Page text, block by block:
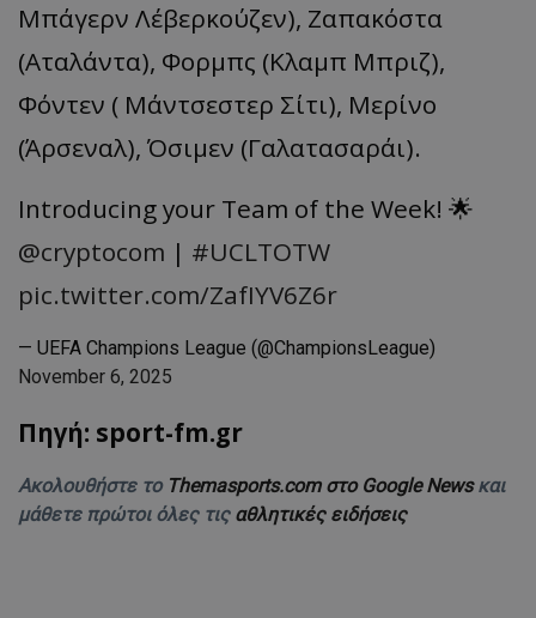
Μπάγερν Λέβερκούζεν), Ζαπακόστα
(Αταλάντα), Φορμπς (Κλαμπ Μπριζ),
Φόντεν ( Μάντσεστερ Σίτι), Μερίνο
(Άρσεναλ), Όσιμεν (Γαλατασαράι).
Introducing your Team of the Week! 🌟
@cryptocom | #UCLTOTW
pic.twitter.com/ZafIYV6Z6r
— UEFA Champions League (@ChampionsLeague)
November 6, 2025
Πηγή: sport-fm.gr
Ακολουθήστε το Themasports.com στο Google Newsκαι
μάθετε πρώτοι όλες τις αθλητικές ειδήσεις